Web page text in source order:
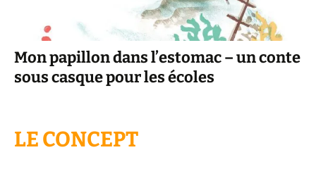
Mon papillon dans l’estomac – un conte
sous casque pour les écoles
LE CONCEPT